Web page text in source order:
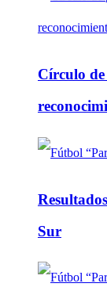
Círculo
Sur